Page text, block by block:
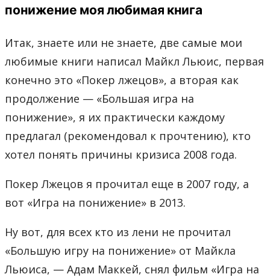
понижение моя любимая книга
Итак, знаете или не знаете, две самые мои
любимые книги написал Майкл Льюис, первая
конечно это «Покер лжецов», а вторая как
продолжение — «Большая игра на
понижение», я их практически каждому
предлагал (рекомендовал к прочтению), кто
хотел понять причины кризиса 2008 года.
Покер Лжецов я прочитал еще в 2007 году, а
вот «Игра на понижение» в 2013.
Ну вот, для всех кто из лени не прочитал
«Большую игру на понижение» от Майкла
Льюиса, — Адам Маккей, снял фильм «Игра на